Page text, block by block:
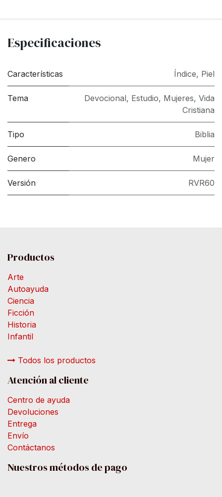
Especificaciones
Características Índice, Piel
Tema Devocional, Estudio, Mujeres, Vida
Cristiana
Tipo Biblia
Genero Mujer
Versión RVR60
Productos
Arte
Autoayuda
Ciencia
Ficción
Historia
Infantil
Todos los productos
Atención al cliente
Centro de ayuda
Devoluciones
Entrega
Envío
Contáctanos
Nuestros métodos de pago